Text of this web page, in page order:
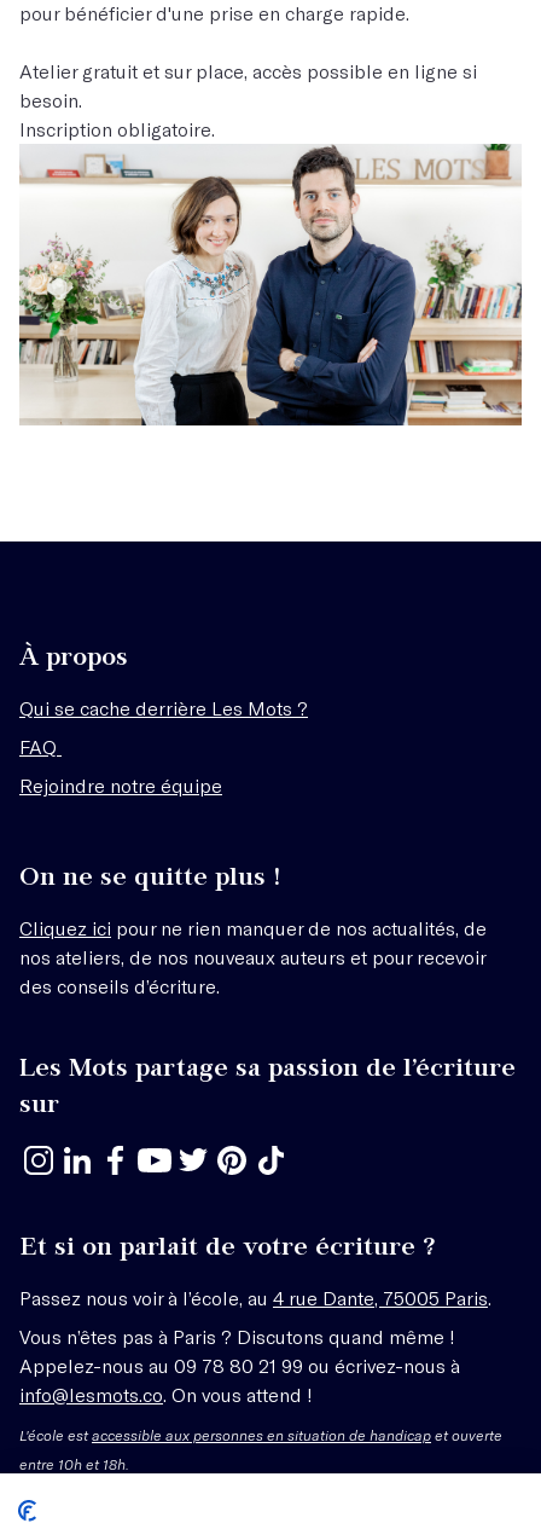
pour bénéficier d'une prise en charge rapide.
Atelier gratuit et sur place, accès possible en ligne si
besoin.
Inscription obligatoire.
À propos
Qui se cache derrière Les Mots ?
FAQ
Rejoindre notre équipe
On ne se quitte plus !
Cliquez ici pour ne rien manquer de nos actualités, de
nos ateliers, de nos nouveaux auteurs et pour recevoir
des conseils d’écriture.
Les Mots partage sa passion de l’écriture
sur
Et si on parlait de votre écriture ?
Passez nous voir à l’école, au 4 rue Dante, 75005 Paris
Vous n’êtes pas à Paris ? Discutons quand même !
Appelez-nous au 09 78 80 21 99 ou écrivez-nous à
info@lesmots.co . On vous attend !
L'école estaccessible aux personnes en situation de handicap et ouverte
entre 10h et 18h.